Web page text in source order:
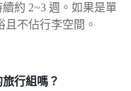
約 2~3 週。如果是單
不佔行李空間。
行組嗎？